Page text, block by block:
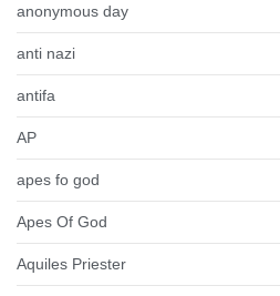
anonymous day
anti nazi
antifa
AP
apes fo god
Apes Of God
Aquiles Priester